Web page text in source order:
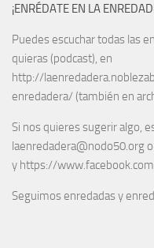
¡ENRÉDATE EN LA
Puedes escuchar todas las
quieras (podcast), en
http://
enredadera/ (también en
Si nos quieres sugerir algo,
laenredadera@nodo50.org
y https://
Seguimos enredadas y